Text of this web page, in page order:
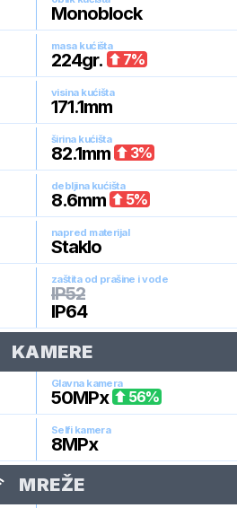
Monoblock
masa kućišta
224gr. 7%
visina kućišta
171.1mm
širina kućišta
82.1mm 3%
debljina kućišta
8.6mm 5%
napred materijal
Staklo
zaštita od prašine i vode
IP52
IP64
KAMERE
Glavna kamera
50MPx 56%
Selfi kamera
8MPx
MREŽE